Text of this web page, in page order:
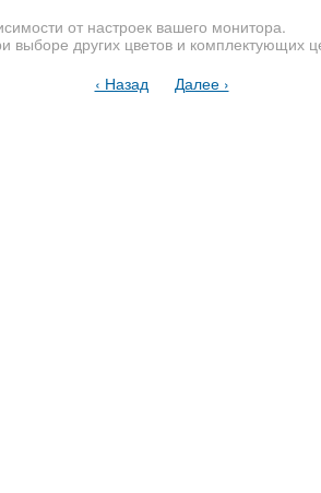
от настроек вашего монитора.
других цветов и комплектующих
‹ Назад
Далее ›